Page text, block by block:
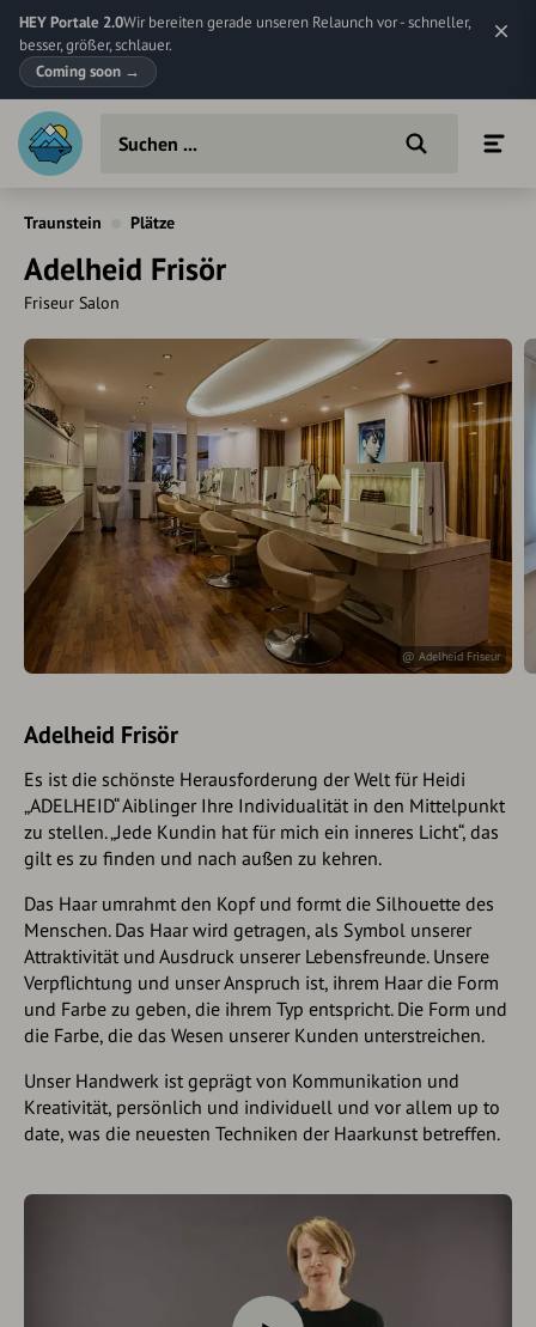
HEY Portale 2.0Wir bereiten gerade unseren Relaunch vor - schneller,
besser, größer, schlauer.
Coming soon →
Traunstein Plätze
Adelheid Frisör
Friseur Salon
@ Adelheid Friseur
Adelheid Frisör
Es ist die schönste Herausforderung der Welt für Heidi
„ADELHEID“ Aiblinger Ihre Individualität in den Mittelpunkt
zu stellen. „Jede Kundin hat für mich ein inneres Licht“, das
gilt es zu finden und nach außen zu kehren.
Das Haar umrahmt den Kopf und formt die Silhouette des
Menschen. Das Haar wird getragen, als Symbol unserer
Attraktivität und Ausdruck unserer Lebensfreunde. Unsere
Verpflichtung und unser Anspruch ist, ihrem Haar die Form
und Farbe zu geben, die ihrem Typ entspricht. Die Form und
die Farbe, die das Wesen unserer Kunden unterstreichen.
Unser Handwerk ist geprägt von Kommunikation und
Kreativität, persönlich und individuell und vor allem up to
date, was die neuesten Techniken der Haarkunst betreffen.